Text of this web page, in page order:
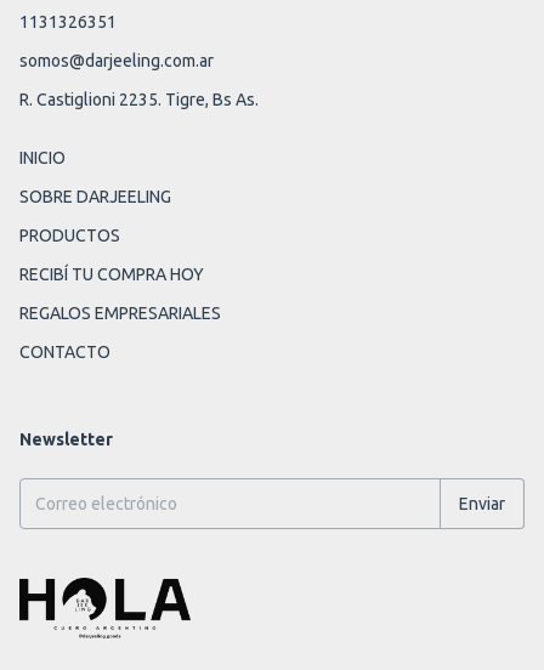
1131326351
somos@darjeeling.com.ar
R. Castiglioni 2235. Tigre, Bs As.
INICIO
SOBRE DARJEELING
PRODUCTOS
RECIBÍ TU COMPRA HOY
REGALOS EMPRESARIALES
CONTACTO
Newsletter